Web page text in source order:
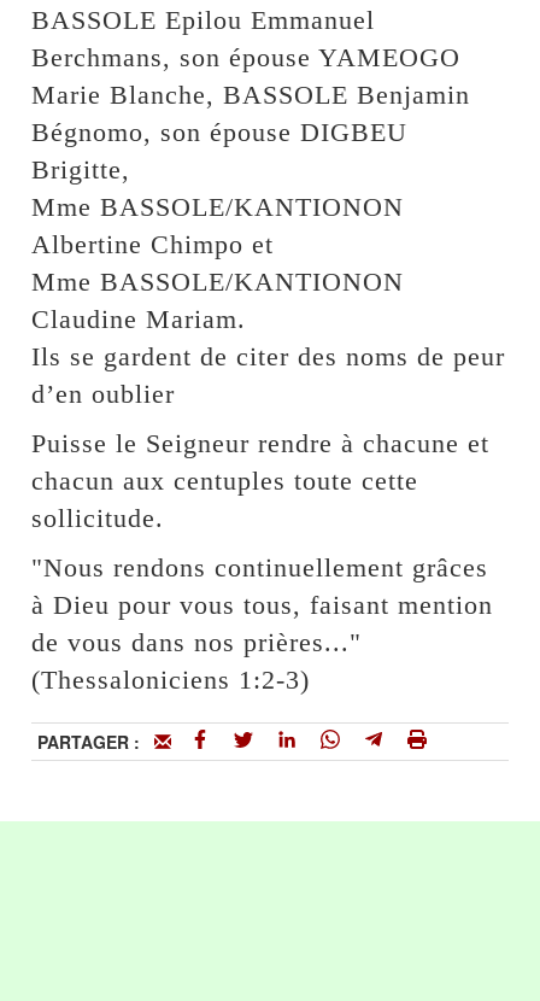
BASSOLE Epilou Emmanuel
Berchmans, son épouse YAMEOGO
Marie Blanche, BASSOLE Benjamin
Bégnomo, son épouse DIGBEU
Brigitte,
Mme BASSOLE/KANTIONON
Albertine Chimpo et
Mme BASSOLE/KANTIONON
Claudine Mariam.
Ils se gardent de citer des noms de peur
d’en oublier
Puisse le Seigneur rendre à chacune et
chacun aux centuples toute cette
sollicitude.
"Nous rendons continuellement grâces
à Dieu pour vous tous, faisant mention
de vous dans nos prières..."
(Thessaloniciens 1:2-3)
PARTAGER :